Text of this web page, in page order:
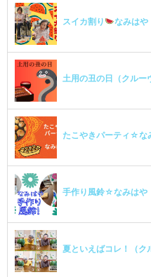
スイカ割り なみはや
土用の丑の日（クルー
たこやきパーティ☆な
手作り風鈴☆なみはや
夏といえばコレ！（ク